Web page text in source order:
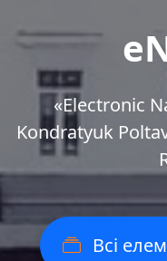
«Еlectronic
Kondratyuk
Всі